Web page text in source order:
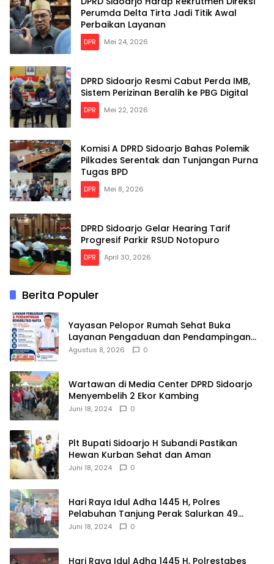
Perumda Delta Tirta Jadi Titik Awal
Perbaikan Layanan
DPR Mei 24, 2026
DPRD Sidoarjo Resmi Cabut Perda IMB,
Sistem Perizinan Beralih ke PBG Digital
DPR Mei 22, 2026
Komisi A DPRD Sidoarjo Bahas Polemik
Pilkades Serentak dan Tunjangan Purna
Tugas BPD
DPR Mei 8, 2026
DPRD Sidoarjo Gelar Hearing Tarif
Progresif Parkir RSUD Notopuro
DPR April 30, 2026
Berita Populer
Yayasan Pelopor Rumah Sehat Buka
Layanan Pengaduan dan Pendampingan
Rehabilitasi NAPZA 24 Jam
Agustus 8, 2026 0
Wartawan di Media Center DPRD Sidoarjo
Menyembelih 2 Ekor Kambing
Juni 18, 2024 0
Plt Bupati Sidoarjo H Subandi Pastikan
Hewan Kurban Sehat dan Aman
Juni 18, 2024 0
Hari Raya Idul Adha 1445 H, Polres
Pelabuhan Tanjung Perak Salurkan 49
Hewan Korban.
Juni 18, 2024 0
Hari Raya Idul Adha 1445 H, Polrestabes